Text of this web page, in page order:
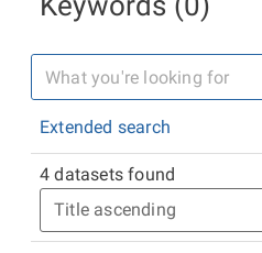
Extended search
4 datasets found